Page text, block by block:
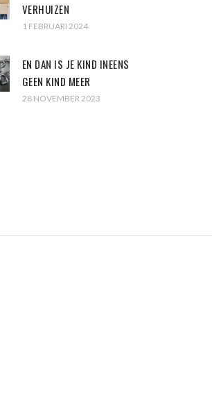
VERHUIZEN
1 FEBRUARI 2024
EN DAN IS JE KIND INEENS
GEEN KIND MEER
28 NOVEMBER 2023